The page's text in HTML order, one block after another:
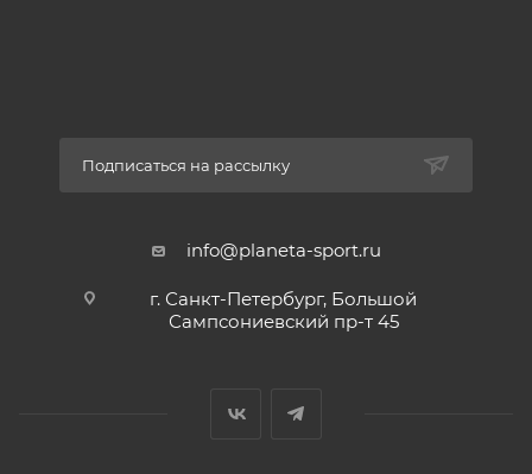
Подписаться на рассылку
info@planeta-sport.ru
г. Санкт-Петербург, Большой
Сампсониевский пр-т 45